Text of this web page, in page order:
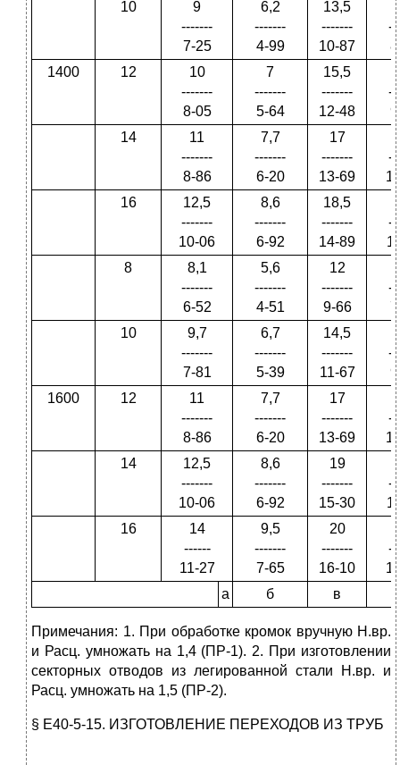
10
9
-------
7-25
6,2
-------
4-99
13,5
-------
10-87
1400
12
10
-------
8-05
7
-------
5-64
15,5
-------
12-48
14
11
-------
8-86
7,7
-------
6-20
17
-------
13-69
16
12,5
-------
10-06
8,6
-------
6-92
18,5
-------
14-89
8
8,1
-------
6-52
5,6
-------
4-51
12
-------
9-66
10
9,7
-------
7-81
6,7
-------
5-39
14,5
-------
11-67
1600
12
11
-------
8-86
7,7
-------
6-20
17
-------
13-69
14
12,5
-------
10-06
8,6
-------
6-92
19
-------
15-30
16
14
------
11-27
9,5
-------
7-65
20
-------
16-10
а
б в
Примечания: 1. При обработке кромок вручную Н.вр.
и Расц. умножать на 1,4 (ПР-1). 2. При изготовлении
секторных отводов из легированной стали Н.вр. и
Расц. умножать на 1,5 (ПР-2).
§ Е40-5-15. ИЗГОТОВЛЕНИЕ ПЕРЕХОДОВ ИЗ ТРУБ